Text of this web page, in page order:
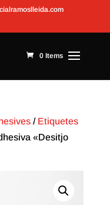
0 Items
/ Etiquetes
«Desitjo